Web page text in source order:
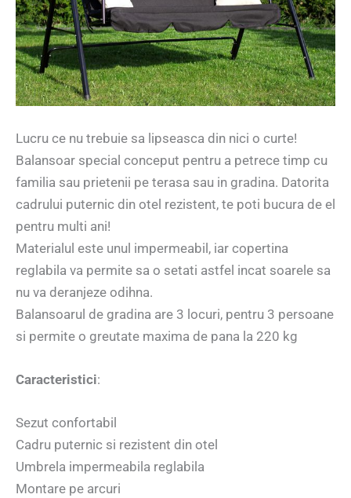
Lucru ce nu trebuie sa lipseasca din nici o curte!
Balansoar special conceput pentru a petrece timp cu
familia sau prietenii pe terasa sau in gradina. Datorita
cadrului puternic din otel rezistent, te poti bucura de el
pentru multi ani!
Materialul este unul impermeabil, iar copertina
reglabila va permite sa o setati astfel incat soarele sa
nu va deranjeze odihna.
Balansoarul de gradina are 3 locuri, pentru 3 persoane
si permite o greutate maxima de pana la 220 kg
Caracteristici:
Sezut confortabil
Cadru puternic si rezistent din otel
Umbrela impermeabila reglabila
Montare pe arcuri